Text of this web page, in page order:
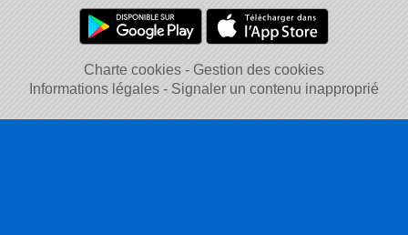
Charte cookies
Gestion des cookies
Informations légales
Signaler un contenu inapproprié